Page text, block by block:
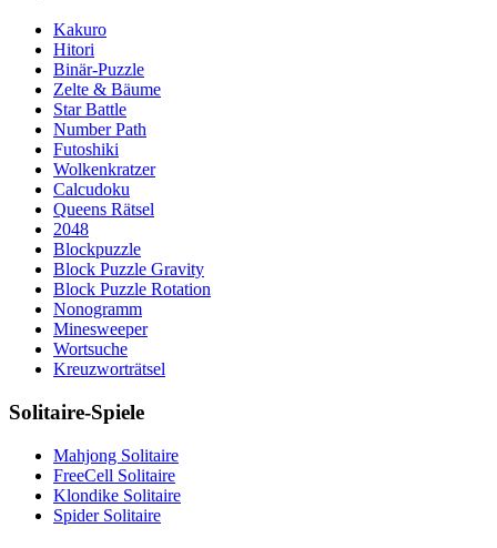
Kakuro
Hitori
Binär-Puzzle
Zelte & Bäume
Star Battle
Number Path
Futoshiki
Wolkenkratzer
Calcudoku
Queens Rätsel
2048
Blockpuzzle
Block Puzzle Gravity
Block Puzzle Rotation
Nonogramm
Minesweeper
Wortsuche
Kreuzworträtsel
Solitaire-Spiele
Mahjong Solitaire
FreeCell Solitaire
Klondike Solitaire
Spider Solitaire